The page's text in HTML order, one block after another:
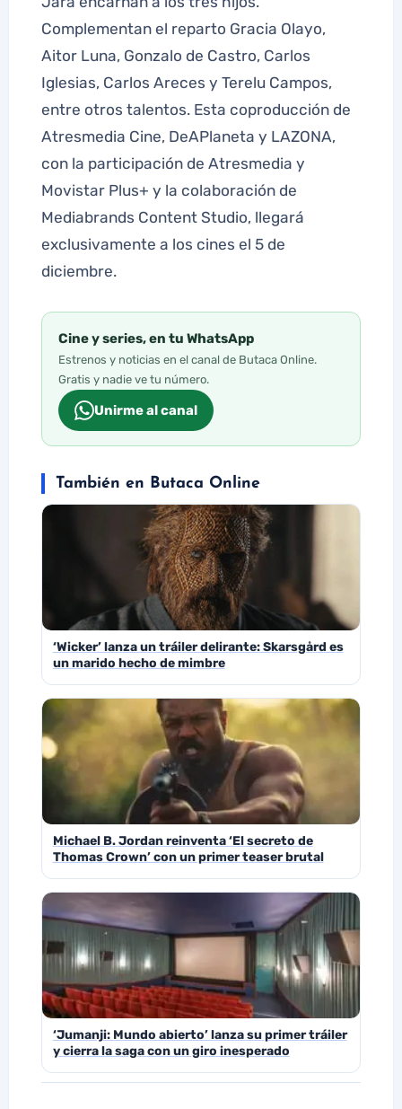
Complementan el reparto Gracia Olayo,
Aitor Luna, Gonzalo de Castro, Carlos
Iglesias, Carlos Areces y Terelu Campos,
entre otros talentos. Esta coproducción de
Atresmedia Cine, DeAPlaneta y LAZONA,
con la participación de Atresmedia y
Movistar Plus+ y la colaboración de
Mediabrands Content Studio, llegará
exclusivamente a los cines el 5 de
diciembre.
Cine y series, en tu WhatsApp
Estrenos y noticias en el canal de Butaca Online.
Gratis y nadie ve tu número.
Unirme al canal
También en Butaca Online
‘Wicker’ lanza un tráiler delirante: Skarsgård es
un marido hecho de mimbre
Michael B. Jordan reinventa ‘El secreto de
Thomas Crown’ con un primer teaser brutal
‘Jumanji: Mundo abierto’ lanza su primer tráiler
y cierra la saga con un giro inesperado